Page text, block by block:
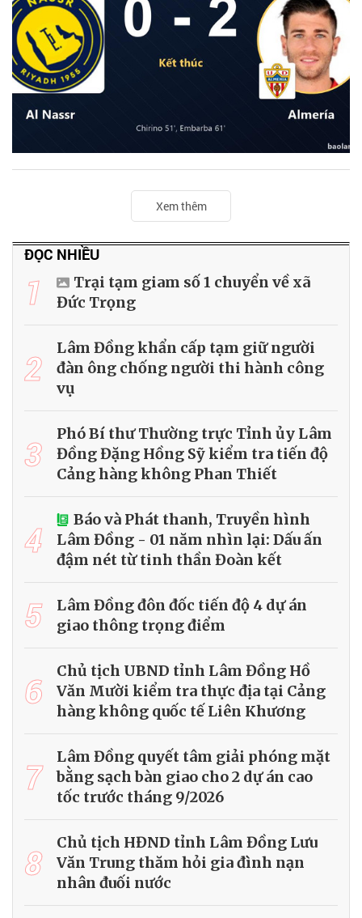
Xem thêm
ĐỌC NHIỀU
1
Trại tạm giam số 1 chuyển về xã
Đức Trọng
2
Lâm Đồng khẩn cấp tạm giữ người
đàn ông chống người thi hành công
vụ
3
Phó Bí thư Thường trực Tỉnh ủy Lâm
Đồng Đặng Hồng Sỹ kiểm tra tiến độ
Cảng hàng không Phan Thiết
4
Báo và Phát thanh, Truyền hình
Lâm Đồng - 01 năm nhìn lại: Dấu ấn
đậm nét từ tinh thần Đoàn kết
5
Lâm Đồng đôn đốc tiến độ 4 dự án
giao thông trọng điểm
6
Chủ tịch UBND tỉnh Lâm Đồng Hồ
Văn Mười kiểm tra thực địa tại Cảng
hàng không quốc tế Liên Khương
7
Lâm Đồng quyết tâm giải phóng mặt
bằng sạch bàn giao cho 2 dự án cao
tốc trước tháng 9/2026
8
Chủ tịch HĐND tỉnh Lâm Đồng Lưu
Văn Trung thăm hỏi gia đình nạn
nhân đuối nước